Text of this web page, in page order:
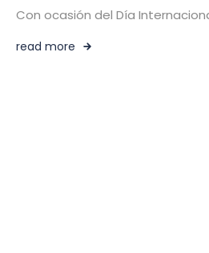
Con ocasión del Día
read more